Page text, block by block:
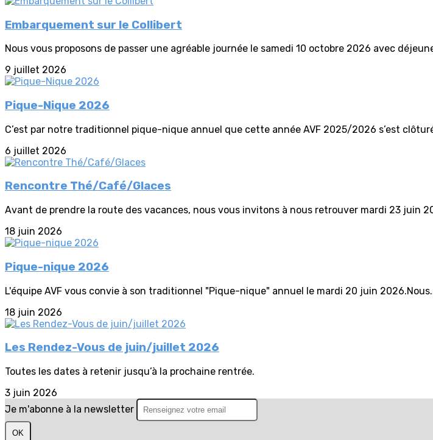
Embarquement sur le Collibert
Nous vous proposons de passer une agréable journée le samedi 10 octobre 2026 avec
9 juillet 2026
Pique-Nique 2026
C’est par notre traditionnel pique-nique annuel que cette année AVF 2025/2026 s’est
6 juillet 2026
Rencontre Thé/Café/Glaces
Avant de prendre la route des vacances, nous vous invitons à nous retrouver mardi 23 juin
18 juin 2026
Pique-nique 2026
L'équipe AVF vous convie à son traditionnel "Pique-nique" annuel le mardi 20 juin
18 juin 2026
Les Rendez-Vous de juin/juillet 2026
Toutes les dates à retenir jusqu’à la prochaine rentrée.
3 juin 2026
Je m'abonne à la newsletter
OK